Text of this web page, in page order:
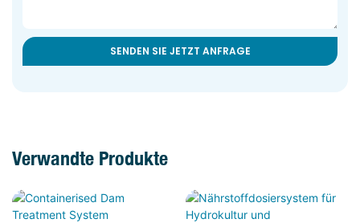
SENDEN SIE JETZT ANFRAGE
Verwandte Produkte